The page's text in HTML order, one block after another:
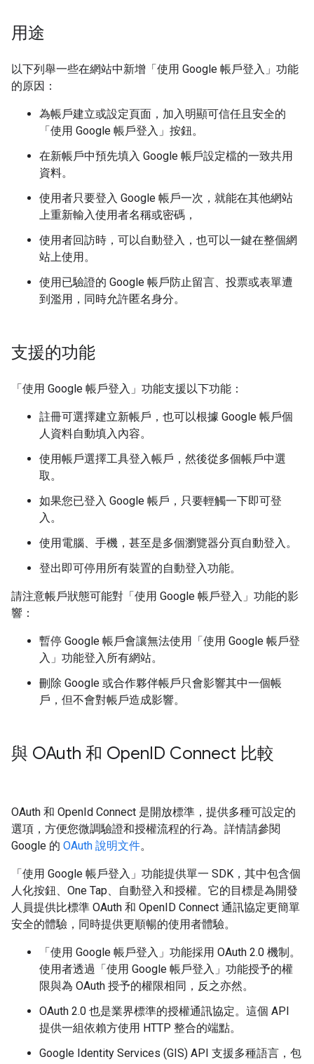
用途
以下列舉一些在網站中新增「使用 Google 帳戶登入」功能
的原因：
為帳戶建立或設定頁面，加入明顯可信任且安全的
「使用 Google 帳戶登入」按鈕。
在新帳戶中預先填入 Google 帳戶設定檔的一致共用
資料。
使用者只要登入 Google 帳戶一次，就能在其他網站
上重新輸入使用者名稱或密碼，
使用者回訪時，可以自動登入，也可以一鍵在整個網
站上使用。
使用已驗證的 Google 帳戶防止留言、投票或表單遭
到濫用，同時允許匿名身分。
支援的功能
「使用 Google 帳戶登入」功能支援以下功能：
註冊可選擇建立新帳戶，也可以根據 Google 帳戶個
人資料自動填入內容。
使用帳戶選擇工具登入帳戶，然後從多個帳戶中選
取。
如果您已登入 Google 帳戶，只要輕觸一下即可登
入。
使用電腦、手機，甚至是多個瀏覽器分頁自動登入。
登出即可停用所有裝置的自動登入功能。
請注意帳戶狀態可能對「使用 Google 帳戶登入」功能的影
響：
暫停 Google 帳戶會讓無法使用「使用 Google 帳戶登
入」功能登入所有網站。
刪除 Google 或合作夥伴帳戶只會影響其中一個帳
戶，但不會對帳戶造成影響。
與 OAuth 和 OpenID Connect 比較
OAuth 和 OpenId Connect 是開放標準，提供多種可設定的
選項，方便您微調驗證和授權流程的行為。詳情請參閱
Google 的 OAuth 說明文件。
「使用 Google 帳戶登入」功能提供單一 SDK，其中包含個
人化按鈕、One Tap、自動登入和授權。它的目標是為開發
人員提供比標準 OAuth 和 OpenID Connect 通訊協定更簡單
安全的體驗，同時提供更順暢的使用者體驗。
「使用 Google 帳戶登入」功能採用 OAuth 2.0 機制。
使用者透過「使用 Google 帳戶登入」功能授予的權
限與為 OAuth 授予的權限相同，反之亦然。
OAuth 2.0 也是業界標準的授權通訊協定。這個 API
提供一組依賴方使用 HTTP 整合的端點。
Google Identity Services (GIS) API 支援多種語言，包